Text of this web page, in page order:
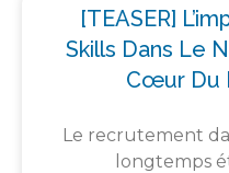
[TEASER]
Skills Dans Le
Cœur Du
Le recrutement
longtemps